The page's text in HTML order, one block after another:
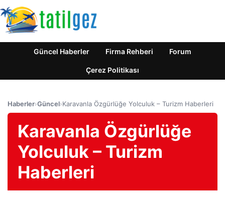
Güncel Haberler Firma Rehberi Forum
Çerez Politikası
Haberler›Güncel›Karavanla Özgürlüğe Yolculuk – Turizm Haberleri
Karavanla Özgürlüğe
Yolculuk – Turizm
Haberleri